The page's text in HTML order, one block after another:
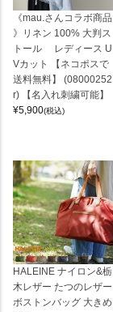
《mau.さんコラボ商品
》リネン 100% 大判ス
トール レディース U
Vカット 【ネコポスで
送料無料】 (08000252
r) 【名入れ刺繍可能】
¥5,900(税込)
HALEINE ナイロン&栃
木レザー たつのレザー
ボストンバッグ 大きめ